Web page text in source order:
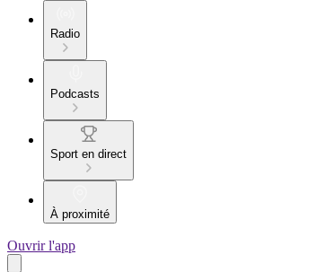
Radio
Podcasts
Sport en direct
À proximité
Ouvrir l'app